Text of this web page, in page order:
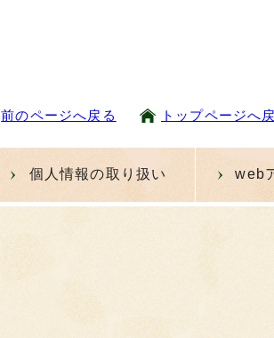
前のページへ戻る トップページへ
個人情報の取り扱い web